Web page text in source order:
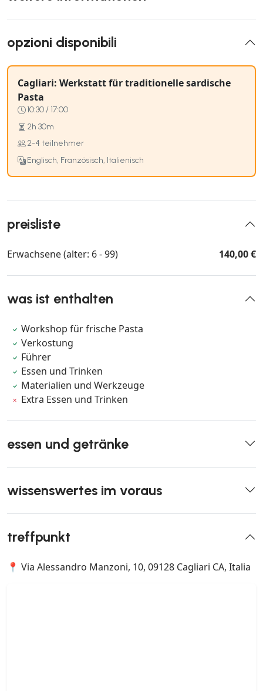
opzioni disponibili
Cagliari: Werkstatt für traditionelle sardische
Pasta
10:30 / 17:00
2h 30m
2-4 teilnehmer
Englisch, Französisch, Italienisch
preisliste
Erwachsene (alter: 6 - 99) 140,00 €
was ist enthalten
Workshop für frische Pasta
Verkostung
Führer
Essen und Trinken
Materialien und Werkzeuge
Extra Essen und Trinken
essen und getränke
wissenswertes im voraus
treffpunkt
📍 Via Alessandro Manzoni, 10, 09128 Cagliari CA, Italia